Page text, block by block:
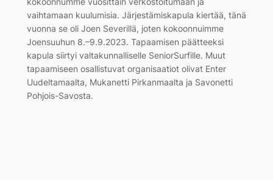
vaihtamaan kuulumisia. Järjestämiskapula kiertää, tänä
vuonna se oli Joen Severillä, joten kokoonnuimme
Joensuuhun 8.–9.9.2023. Tapaamisen päätteeksi
kapula siirtyi valtakunnalliselle SeniorSurfille. Muut
tapaamiseen osallistuvat organisaatiot olivat Enter
Uudeltamaalta, Mukanetti Pirkanmaalta ja Savonetti
Pohjois-Savosta.